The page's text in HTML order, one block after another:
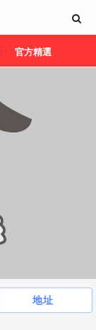
官方精選
地址